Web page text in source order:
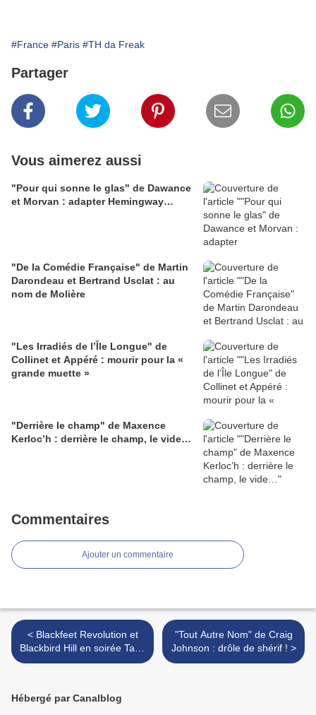
#France #Paris #TH da Freak
Partager
Vous aimerez aussi
"Pour qui sonne le glas" de Dawance
et Morvan : adapter Hemingway…
"De la Comédie Française" de Martin
Darondeau et Bertrand Usclat : au
nom de Molière
"Les Irradiés de l’Île Longue" de
Collinet et Appéré : mourir pour la «
grande muette »
"Derrière le champ" de Maxence
Kerloc’h : derrière le champ, le vide…
Commentaires
Ajouter un commentaire
< Blackfeet Revolution et
Blackbird Hill en soirée Take
Me (A)out le vendredi 8
"Tout Autre Nom" de Craig
Johnson : drôle de shérif ! >
Hébergé par Canalblog